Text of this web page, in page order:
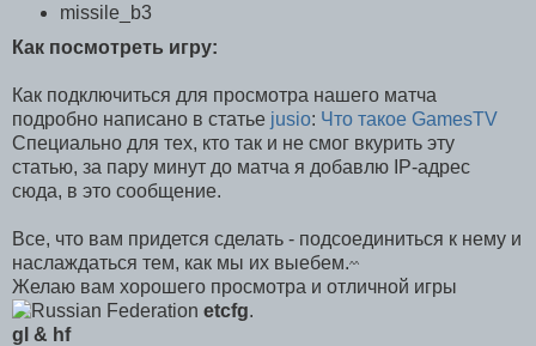
missile_b3
Как посмотреть игру:
Как подключиться для просмотра нашего матча
подробно написано в статье jusio: Что такое GamesTV
Специально для тех, кто так и не смог вкурить эту
статью, за пару минут до матча я добавлю IP-адрес
сюда, в это сообщение.
Все, что вам придется сделать - подсоединиться к нему и
наслаждаться тем, как мы их выебем.^^
Желаю вам хорошего просмотра и отличной игры
etcfg.
gl & hf